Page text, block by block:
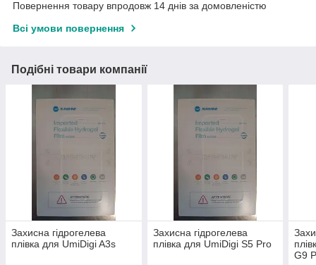
Повернення товару впродовж 14 днів за домовленістю
Всі умови повернення
Подібні товари компанії
Захисна гідрогелева
плівка для UmiDigi A3s
Захисна гідрогелева
плівка для UmiDigi S5 Pro
G9